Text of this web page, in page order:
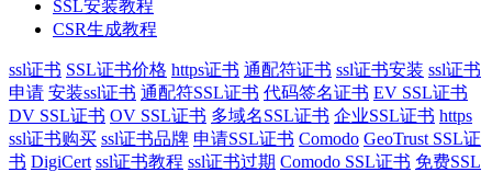
SSL安装教程
CSR生成教程
ssl证书 SSL证书价格 https证书 通配符证书 ssl证书安装 ssl证书
申请 安装ssl证书 通配符SSL证书 代码签名证书 EV SSL证书
DV SSL证书 OV SSL证书 多域名SSL证书 企业SSL证书 https
ssl证书购买 ssl证书品牌 申请SSL证书 Comodo GeoTrust SSL证
书 DigiCert ssl证书教程 ssl证书过期 Comodo SSL证书 免费SSL